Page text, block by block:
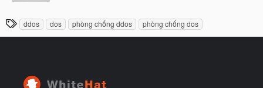
ầ
u
T
h
ddos dos phòng chống ddos phòng chống dos